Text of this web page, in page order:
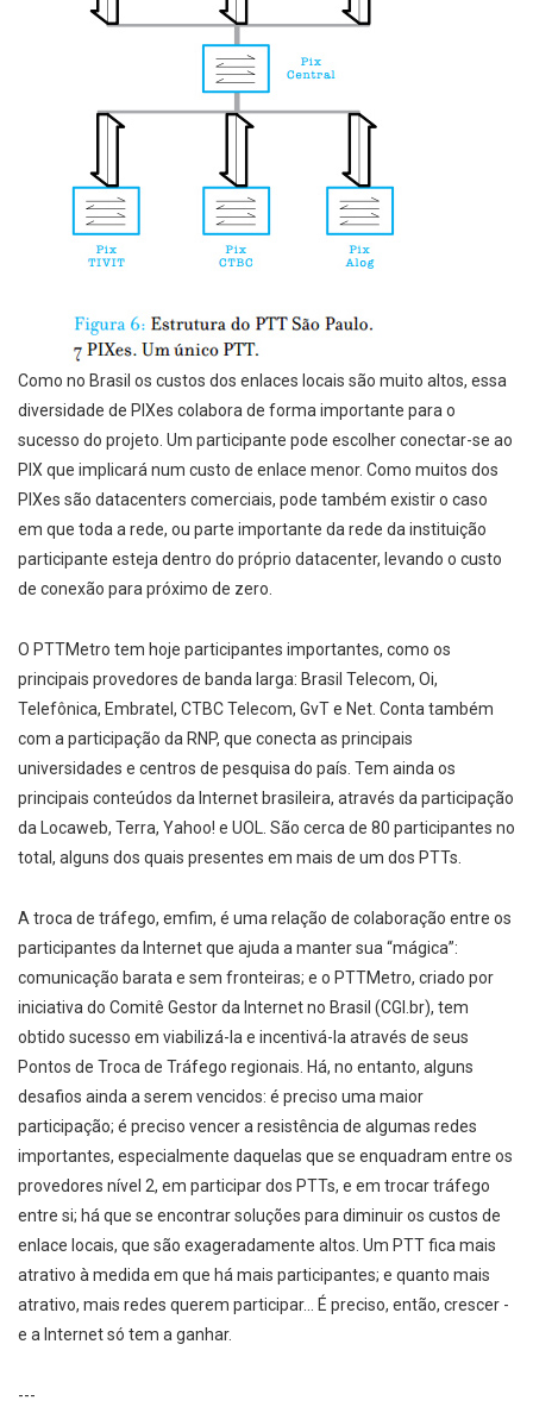
Como no Brasil os custos dos enlaces locais são muito altos, essa
diversidade de PIXes colabora de forma importante para o
sucesso do projeto. Um participante pode escolher conectar-se ao
PIX que implicará num custo de enlace menor. Como muitos dos
PIXes são datacenters comerciais, pode também existir o caso
em que toda a rede, ou parte importante da rede da instituição
participante esteja dentro do próprio datacenter, levando o custo
de conexão para próximo de zero.
O PTTMetro tem hoje participantes importantes, como os
principais provedores de banda larga: Brasil Telecom, Oi,
Telefônica, Embratel, CTBC Telecom, GvT e Net. Conta também
com a participação da RNP, que conecta as principais
universidades e centros de pesquisa do país. Tem ainda os
principais conteúdos da Internet brasileira, através da participação
da Locaweb, Terra, Yahoo! e UOL. São cerca de 80 participantes no
total, alguns dos quais presentes em mais de um dos PTTs.
A troca de tráfego, emfim, é uma relação de colaboração entre os
participantes da Internet que ajuda a manter sua “mágica”:
comunicação barata e sem fronteiras; e o PTTMetro, criado por
iniciativa do Comitê Gestor da Internet no Brasil (CGI.br), tem
obtido sucesso em viabilizá-la e incentivá-la através de seus
Pontos de Troca de Tráfego regionais. Há, no entanto, alguns
desafios ainda a serem vencidos: é preciso uma maior
participação; é preciso vencer a resistência de algumas redes
importantes, especialmente daquelas que se enquadram entre os
provedores nível 2, em participar dos PTTs, e em trocar tráfego
entre si; há que se encontrar soluções para diminuir os custos de
enlace locais, que são exageradamente altos. Um PTT fica mais
atrativo à medida em que há mais participantes; e quanto mais
atrativo, mais redes querem participar... É preciso, então, crescer -
e a Internet só tem a ganhar.
---